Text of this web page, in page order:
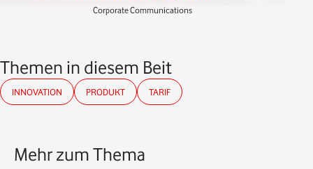
Corporate Communications
Themen in diesem Beitrag
INNOVATION PRODUKT TARIF
Mehr zum Thema